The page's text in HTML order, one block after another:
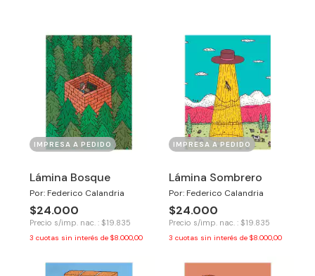
IMPRESA A PEDIDO
Lámina Bosque
Por: Federico Calandria
$24.000
Precio s/imp. nac. : $19.835
3 cuotas sin interés de $8.000,00
IMPRESA A PEDIDO
Lámina Sombrero
Por: Federico Calandria
$24.000
Precio s/imp. nac. : $19.835
3 cuotas sin interés de $8.000,00